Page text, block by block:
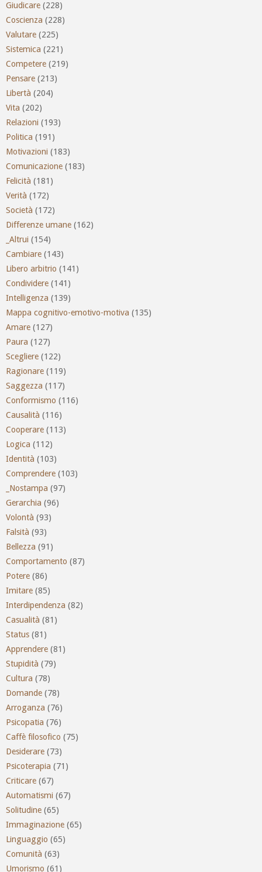
Giudicare (228)
Coscienza (228)
Valutare (225)
Sistemica (221)
Competere (219)
Pensare (213)
Libertà (204)
Vita (202)
Relazioni (193)
Politica (191)
Motivazioni (183)
Comunicazione (183)
Felicità (181)
Verità (172)
Società (172)
Differenze umane (162)
_Altrui (154)
Cambiare (143)
Libero arbitrio (141)
Condividere (141)
Intelligenza (139)
Mappa cognitivo-emotivo-motiva (135)
Amare (127)
Paura (127)
Scegliere (122)
Ragionare (119)
Saggezza (117)
Conformismo (116)
Causalità (116)
Cooperare (113)
Logica (112)
Identità (103)
Comprendere (103)
_Nostampa (97)
Gerarchia (96)
Volontà (93)
Falsità (93)
Bellezza (91)
Comportamento (87)
Potere (86)
Imitare (85)
Interdipendenza (82)
Casualità (81)
Status (81)
Apprendere (81)
Stupidità (79)
Cultura (78)
Domande (78)
Arroganza (76)
Psicopatia (76)
Caffè filosofico (75)
Desiderare (73)
Psicoterapia (71)
Criticare (67)
Automatismi (67)
Solitudine (65)
Immaginazione (65)
Linguaggio (65)
Comunità (63)
Umorismo (61)